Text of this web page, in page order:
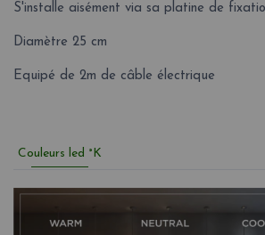
S'installe aisément via sa platine de
Diamètre 25 cm
Equipé de 2m de câble électrique
Couleurs led °K